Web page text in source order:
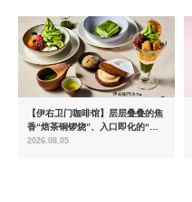
【伊右卫门咖啡馆】层层叠叠的焦
香“焙茶铜锣烧”、入口即化的“宇
治抹茶提拉米苏”全新登场
2026.08.05